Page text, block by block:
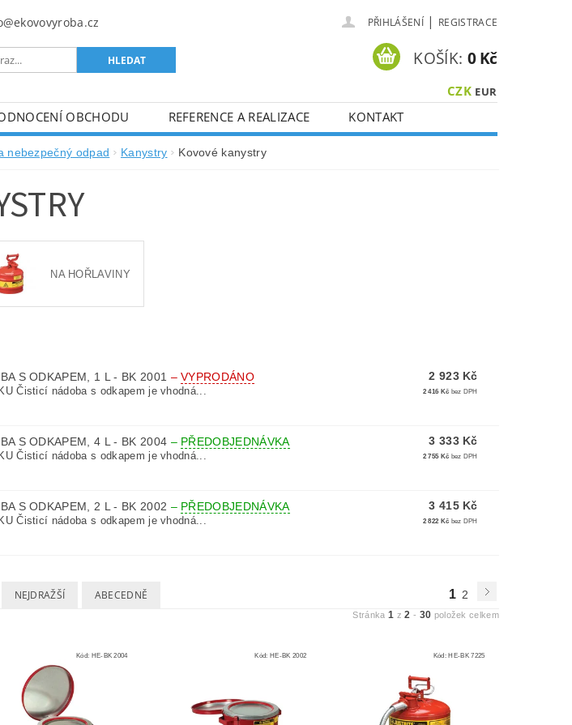
PŘIHLÁŠENÍ | REGISTRACE
CZK EUR
KOŠÍK: 0 Kč
OBCHODU REFERENCE A REALIZACE
KONTAKT
nebezpečný odpad Kanystry Kovové kanystry
NA HOŘLAVINY
S ODKAPEM, 1 L - BK 2001 –VYPRODÁNO
Čisticí nádoba s odkapem je vhodná...
2 923 Kč
2 416 Kč bez DPH
S ODKAPEM, 4 L - BK 2004 – PŘEDOBJEDNÁVKA
Čisticí nádoba s odkapem je vhodná...
3 333 Kč
2 755 Kč bez DPH
S ODKAPEM, 2 L - BK 2002 – PŘEDOBJEDNÁVKA
Čisticí nádoba s odkapem je vhodná...
3 415 Kč
2 822 Kč bez DPH
NEJDRAŽŠÍ ABECEDNĚ 1 2
Stránka1 z2 - 30 položek celkem
Kód: HE-BK 2004 Kód: HE-BK 2002 Kód:HE-BK 7225